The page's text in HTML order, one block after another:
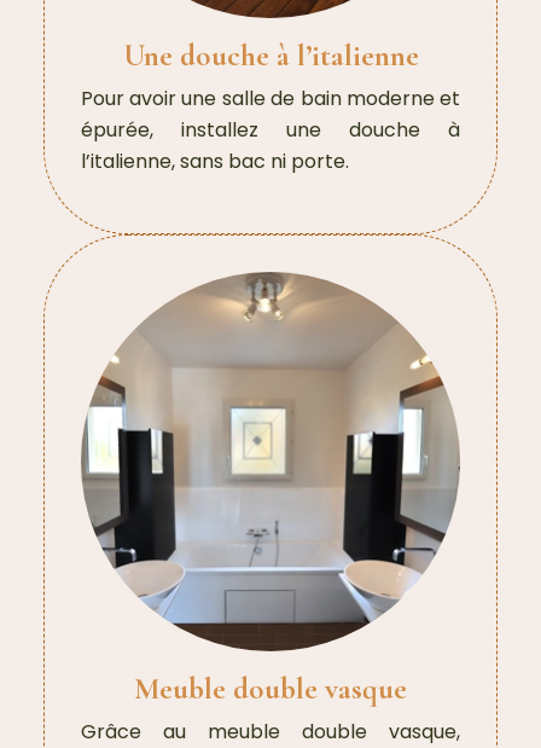
Une douche à l’italienne
Pour avoir une salle de bain moderne et
épurée, installez une douche à
l’italienne, sans bac ni porte.
Meuble double vasque
Grâce au meuble double vasque,